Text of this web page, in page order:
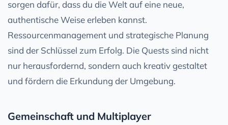
sorgen dafür, dass du die Welt auf eine neue,
authentische Weise erleben kannst.
Ressourcenmanagement und strategische Planung
sind der Schlüssel zum Erfolg. Die Quests sind nicht
nur herausfordernd, sondern auch kreativ gestaltet
und fördern die Erkundung der Umgebung.
Gemeinschaft und Multiplayer